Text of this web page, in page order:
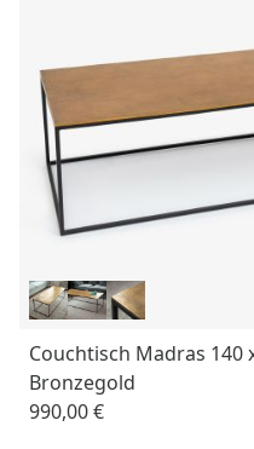
Couchtisch Madras 140
Bronzegold
990,00 €